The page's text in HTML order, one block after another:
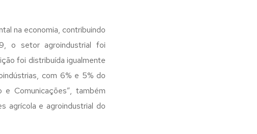
na economia, contribuindo
o setor agroindustrial foi
foi distribuída igualmente
com 6% e 5% do
Comunicações”, também
agrícola e agroindustrial do